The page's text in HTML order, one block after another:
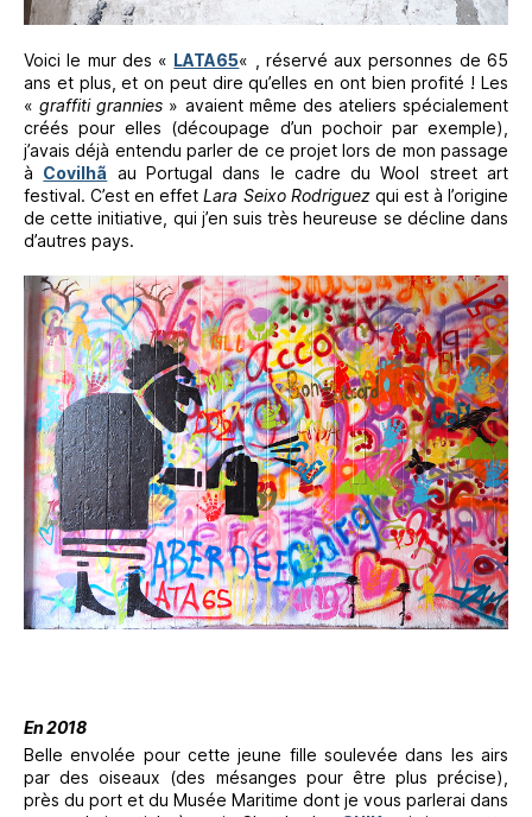
Voici le mur des « LATA65« , réservé aux personnes de 65
ans et plus, et on peut dire qu’elles en ont bien profité ! Les
«graffiti grannies » avaient même des ateliers spécialement
créés pour elles (découpage d’un pochoir par exemple),
j’avais déjà entendu parler de ce projet lors de mon passage
à Covilhã au Portugal dans le cadre du Wool street art
festival. C’est en effetLara Seixo Rodriguezqui est à l’origine
de cette initiative, qui j’en suis très heureuse se décline dans
d’autres pays.
En 2018
Belle envolée pour cette jeune fille soulevée dans les airs
par des oiseaux (des mésanges pour être plus précise),
près du port et du Musée Maritime dont je vous parlerai dans